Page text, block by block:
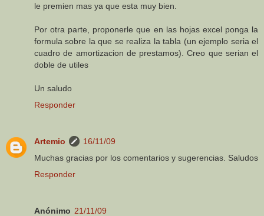
le premien mas ya que esta muy bien.
Por otra parte, proponerle que en las hojas excel ponga la
formula sobre la que se realiza la tabla (un ejemplo seria el
cuadro de amortizacion de prestamos). Creo que serian el
doble de utiles
Un saludo
Responder
Artemio
16/11/09
Muchas gracias por los comentarios y sugerencias. Saludos
Responder
Anónimo 21/11/09